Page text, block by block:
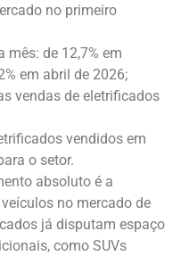
no primeiro
mês: de 12,7% em
em abril de 2026;
vendas de eletrificados
vendidos em
o setor.
absoluto é a
no mercado de
já disputam espaço
como SUVs